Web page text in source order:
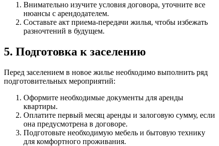
Внимательно изучите условия договора, уточните все
нюансы с арендодателем.
Составьте акт приема-передачи жилья, чтобы избежать
разночтений в будущем.
5. Подготовка к заселению
Перед заселением в новое жилье необходимо выполнить ряд
подготовительных мероприятий:
Оформите необходимые документы для аренды
квартиры.
Оплатите первый месяц аренды и залоговую сумму, если
она предусмотрена в договоре.
Подготовьте необходимую мебель и бытовую технику
для комфортного проживания.